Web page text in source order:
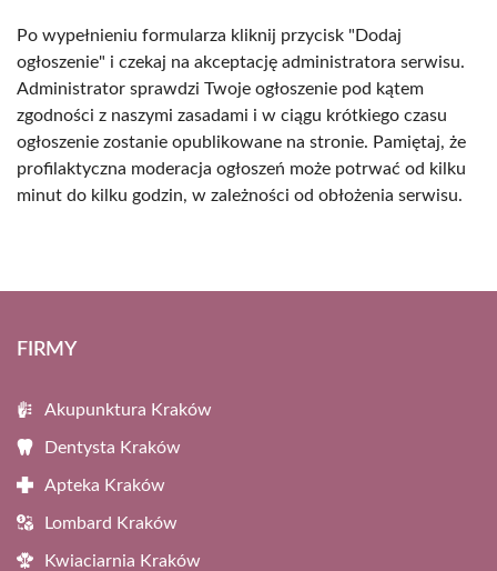
Po wypełnieniu formularza kliknij przycisk "Dodaj
ogłoszenie" i czekaj na akceptację administratora serwisu.
Administrator sprawdzi Twoje ogłoszenie pod kątem
zgodności z naszymi zasadami i w ciągu krótkiego czasu
ogłoszenie zostanie opublikowane na stronie. Pamiętaj, że
profilaktyczna moderacja ogłoszeń może potrwać od kilku
minut do kilku godzin, w zależności od obłożenia serwisu.
FIRMY
Akupunktura Kraków
Dentysta Kraków
Apteka Kraków
Lombard Kraków
Kwiaciarnia Kraków